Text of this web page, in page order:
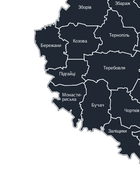
Тернопіль
Теребовля
Бучач
Заліщики
Чортків
Збараж
Козова
Бережани
Підгайці
Зборів
Монасти-
риська